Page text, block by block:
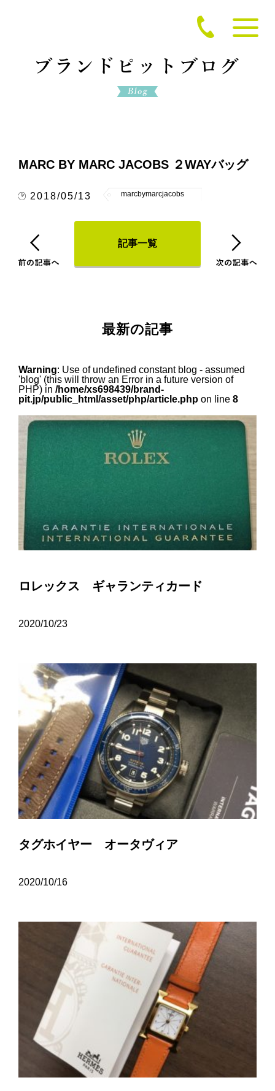
MARC BY MARC JACOBS ２WAYバッグ
2018/05/13 marcbymarcjacobs
記事一覧
最新の記事
Warning: Use of undefined constant blog - assumed
'blog' (this will throw an Error in a future version of
PHP) in /home/xs698439/brand-
pit.jp/public_html/asset/php/article.phpon line 8
ロレックス ギャランティカード
2020/10/23
タグホイヤー オータヴィア
2020/10/16